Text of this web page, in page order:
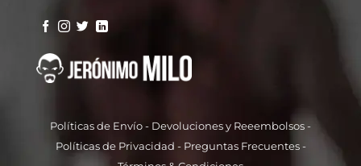
Políticas de Envío - Devoluciones y Reeembolsos -
Políticas de Privacidad - Preguntas Frecuentes-